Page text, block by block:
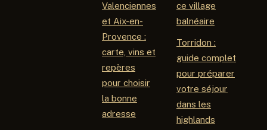
Valenciennes
et Aix-en-
Provence :
carte, vins et
repères
pour choisir
la bonne
adresse
ce village
balnéaire
Torridon :
guide complet
pour préparer
votre séjour
dans les
highlands